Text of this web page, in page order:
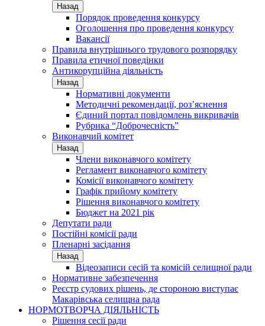
Назад
Порядок проведення конкурсу
Оголошення про проведення конкурсу
Вакансії
Правила внутрішнього трудового розпорядку
Правила етичної поведінки
Антикорупційна діяльність
Назад
Нормативні документи
Методичні рекомендації, роз’яснення
Єдиний портал повідомлень викривачів
Рубрика “Доброчесність”
Виконавчий комітет
Назад
Члени виконавчого комітету
Регламент виконавчого комітету
Комісії виконавчого комітету
Графік прийому комітету
Рішення виконавчого комітету
Бюджет на 2021 рік
Депутати ради
Постійні комісії ради
Пленарні засідання
Назад
Відеозаписи сесій та комісій селищної ради
Нормативне забезпечення
Реєстр судових рішень, де стороною виступає
Макарівська селищна рада
НОРМОТВОРЧА ДІЯЛЬНІСТЬ
Рішення сесії ради